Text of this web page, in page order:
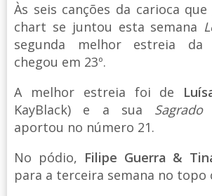
Às seis canções da carioca
chart se juntou esta semana
segunda melhor estreia da
chegou em 23º.
A melhor estreia foi de
KayBlack) e a sua
aportou no número 21.
No pódio, Filipe Guerra &
para a terceira semana no topo